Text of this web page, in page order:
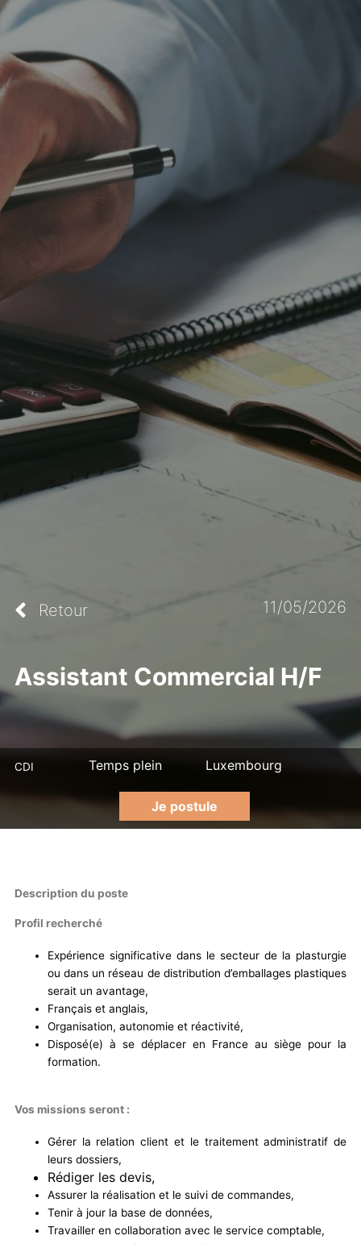
Retour 11/05/2026
Assistant Commercial H/F
CDI Temps plein Luxembourg
Je postule
Description du poste
Profil recherché
Expérience significative dans le secteur de la plasturgie
ou dans un réseau de distribution d’emballages plastiques
serait un avantage,
Français et anglais,
Organisation, autonomie et réactivité,
Disposé(e) à se déplacer en France au siège pour la
formation.
Vos missions seront :
Gérer la relation client et le traitement administratif de
leurs dossiers,
Rédiger les devis,
Assurer la réalisation et le suivi de commandes,
Tenir à jour la base de données,
Travailler en collaboration avec le service comptable,